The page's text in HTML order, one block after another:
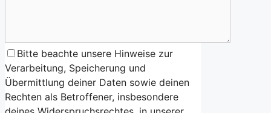
Bitte beachte unsere Hinweise zur
Verarbeitung, Speicherung und
Übermittlung deiner Daten sowie deinen
Rechten als Betroffener, insbesondere